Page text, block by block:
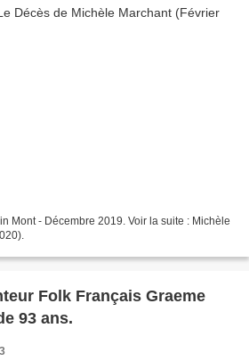
Mont - Décembre 2019. Voir la suite : Michèle
Folk Français Graeme
93 ans.